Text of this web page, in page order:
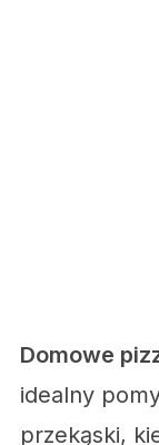
Domowe
idealny
przekąski,